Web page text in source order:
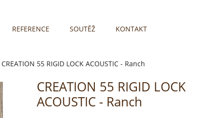
REFERENCE SOUTĚŽ KONTAKT
CREATION 55 RIGID LOCK ACOUSTIC - Ranch
CREATION 55 RIGID LOCK
ACOUSTIC - Ranch